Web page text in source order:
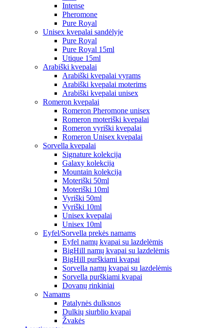
Intense
Pheromone
Pure Royal
Unisex kvepalai sandėlyje
Pure Royal
Pure Royal 15ml
Utique 15ml
Arabiški kvepalai
Arabiški kvepalai vyrams
Arabiški kvepalai moterims
Arabiški kvepalai unisex
Romeron kvepalai
Romeron Pheromone unisex
Romeron moteriški kvepalai
Romeron vyriški kvepalai
Romeron Unisex kvepalai
Sorvella kvepalai
Signature kolekcija
Galaxy kolekcija
Mountain kolekcija
Moteriški 50ml
Moteriški 10ml
Vyriški 50ml
Vyriški 10ml
Unisex kvepalai
Unisex 10ml
Eyfel/Sorvella prekės namams
Eyfel namų kvapai su lazdelėmis
BigHill namų kvapai su lazdelėmis
BigHill purškiami kvapai
Sorvella namų kvapai su lazdelėmis
Sorvella purškiami kvapai
Dovanų rinkiniai
Namams
Patalynės dulksnos
Dulkių siurblio kvapai
Žvakės